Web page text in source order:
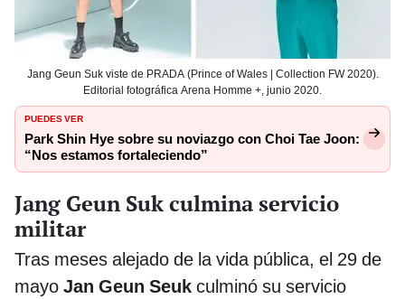
Jang Geun Suk viste de PRADA (Prince of Wales | Collection FW 2020).
Editorial fotográfica Arena Homme +, junio 2020.
PUEDES VER
Park Shin Hye sobre su noviazgo con Choi Tae Joon:
“Nos estamos fortaleciendo”
Jang Geun Suk culmina servicio
militar
Tras meses alejado de la vida pública, el 29 de
mayo Jan Geun Seuk culminó su servicio